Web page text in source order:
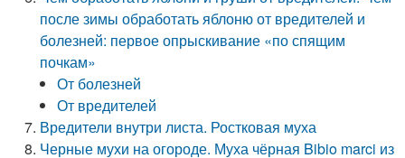
после зимы обработать яблоню от вредителей и
болезней: первое опрыскивание «по спящим
почкам»
От болезней
От вредителей
Вредители внутри листа. Ростковая муха
Черные мухи на огороде. Муха чёрная Bibio marci из